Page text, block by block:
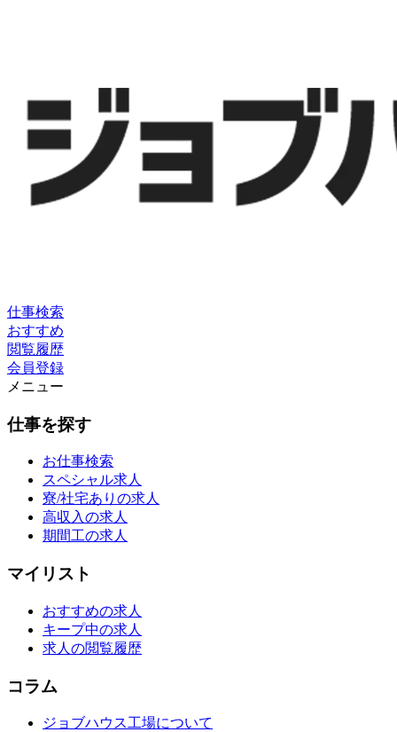
仕事検索
おすすめ
閲覧履歴
会員登録
メニュー
仕事を探す
お仕事検索
スペシャル求人
寮/社宅ありの求人
高収入の求人
期間工の求人
マイリスト
おすすめの求人
キープ中の求人
求人の閲覧履歴
コラム
ジョブハウス工場について